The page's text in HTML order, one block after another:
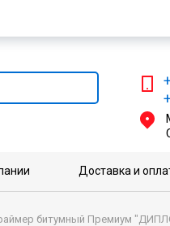
Доставка и
битумный Премиум